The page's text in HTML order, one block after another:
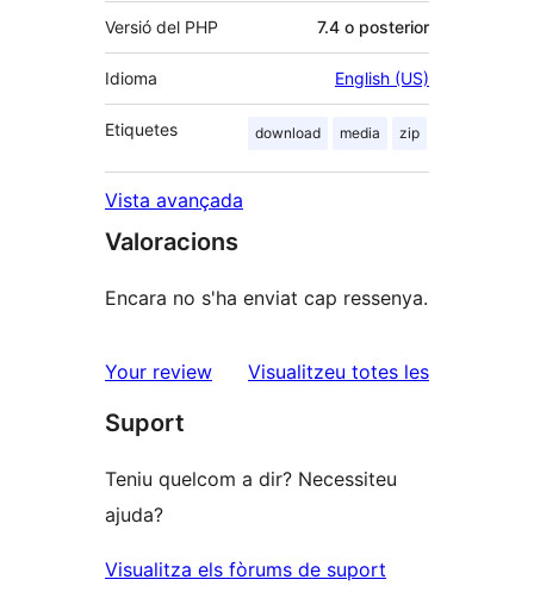
Versió del PHP 7.4 o posterior
Idioma English (US)
Etiquetes download media zip
Vista avançada
Valoracions
Encara no s'ha enviat cap ressenya.
Your review Visualitzeu totes lesressenyes
Suport
Teniu quelcom a dir? Necessiteu
ajuda?
Visualitza els fòrums de suport